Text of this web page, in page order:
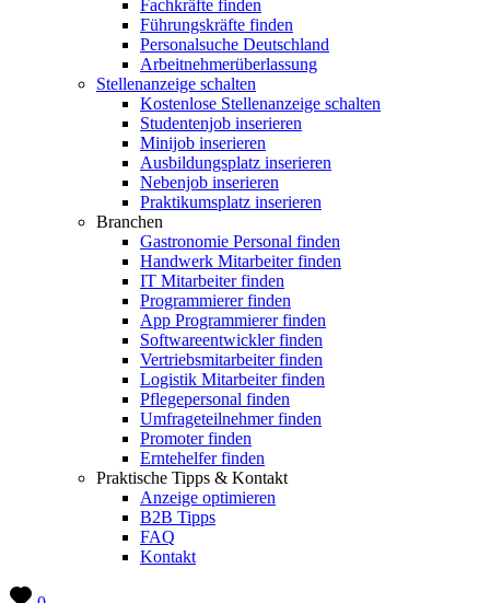
Fachkräfte finden
Führungskräfte finden
Personalsuche Deutschland
Arbeitnehmerüberlassung
Stellenanzeige schalten
Kostenlose Stellenanzeige schalten
Studentenjob inserieren
Minijob inserieren
Ausbildungsplatz inserieren
Nebenjob inserieren
Praktikumsplatz inserieren
Branchen
Gastronomie Personal finden
Handwerk Mitarbeiter finden
IT Mitarbeiter finden
Programmierer finden
App Programmierer finden
Softwareentwickler finden
Vertriebsmitarbeiter finden
Logistik Mitarbeiter finden
Pflegepersonal finden
Umfrageteilnehmer finden
Promoter finden
Erntehelfer finden
Praktische Tipps & Kontakt
Anzeige optimieren
B2B Tipps
FAQ
Kontakt